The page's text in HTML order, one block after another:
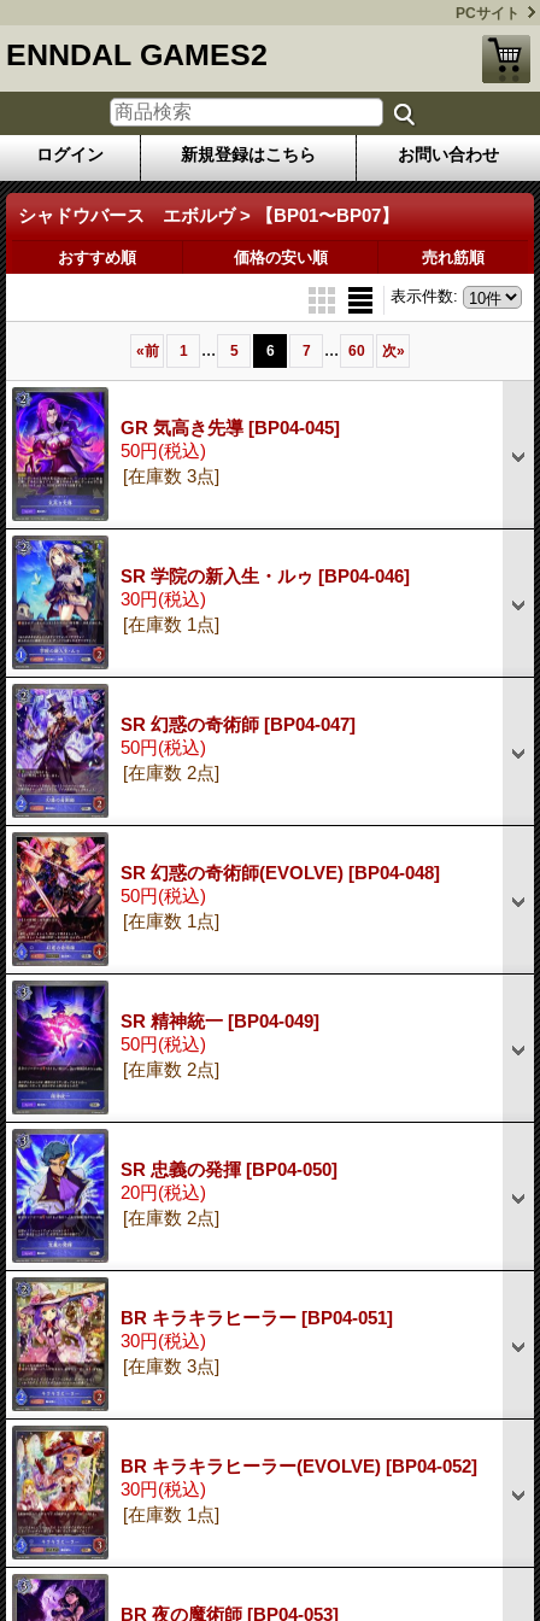
PCサイト
ENNDAL GAMES2
ログイン 新規登録はこちら お問い合わせ
シャドウバース エボルヴ > 【BP01〜BP07】
おすすめ順 価格の安い順 売れ筋順
表示件数:
«前 1 ... 5 6 7 ... 60 次»
GR 気高き先導 [BP04-045]
50円(税込)
[在庫数 3点]
SR 学院の新入生・ルゥ [BP04-046]
30円(税込)
[在庫数 1点]
SR 幻惑の奇術師 [BP04-047]
50円(税込)
[在庫数 2点]
SR 幻惑の奇術師(EVOLVE) [BP04-048]
50円(税込)
[在庫数 1点]
SR 精神統一 [BP04-049]
50円(税込)
[在庫数 2点]
SR 忠義の発揮 [BP04-050]
20円(税込)
[在庫数 2点]
BR キラキラヒーラー [BP04-051]
30円(税込)
[在庫数 3点]
BR キラキラヒーラー(EVOLVE) [BP04-052]
30円(税込)
[在庫数 1点]
BR 夜の魔術師 [BP04-053]